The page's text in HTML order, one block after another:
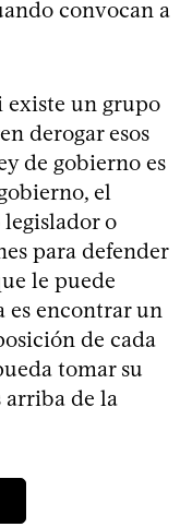
convocan a
existe un grupo
derogar esos
de gobierno es
el
o
para defender
le puede
es encontrar un
de cada
tomar su
arriba de la